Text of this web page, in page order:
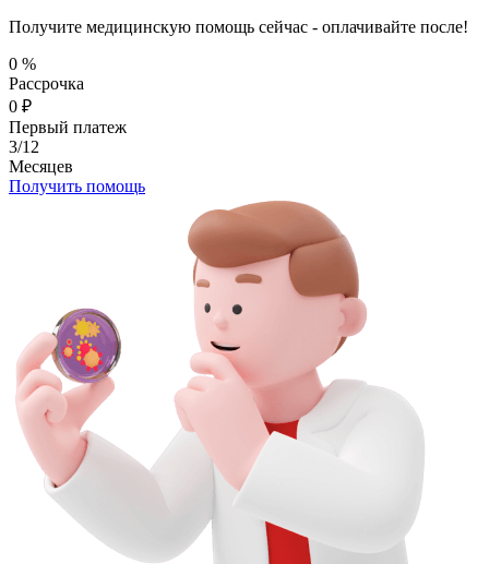
Получите медицинскую помощь сейчас - оплачивайте после!
0 %
Рассрочка
0 ₽
Первый платеж
3/12
Месяцев
Получить помощь